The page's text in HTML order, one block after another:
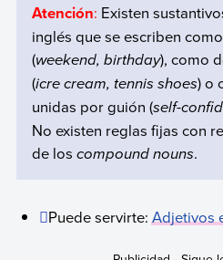
Atención: Existen
inglés que se escriben
(weekend, birthday), como
(icre cream, tennis shoes) o
unidas por guión (self-
No existen reglas fijas con
de los compound nouns.
Puede servirte:Adjetivos